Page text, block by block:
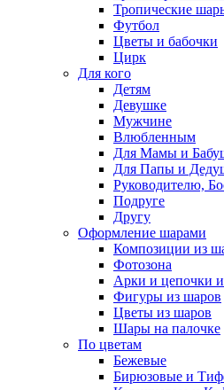
Тропические
Футбол
Цветы и бабочки
Цирк
Для кого
Детям
Девушке
Мужчине
Влюбленным
Для Мамы и
Для Папы и
Руководителю,
Подруге
Другу
Оформление шарами
Композиции из
Фотозона
Арки и цепочки
Фигуры из шаров
Цветы из шаров
Шары на палочке
По цветам
Бежевые
Бирюзовые и